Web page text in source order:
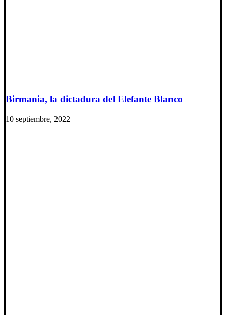
Birmania, la dictadura del Elefante Blanco
10 septiembre, 2022